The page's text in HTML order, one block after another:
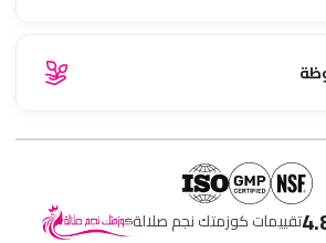
تقييمات كوزمتك نجم صلالة